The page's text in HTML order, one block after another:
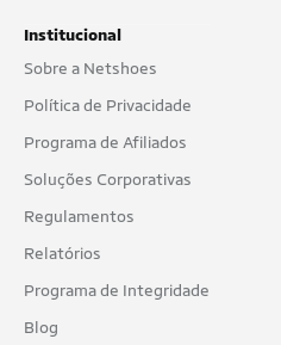
Institucional
Sobre a Netshoes
Política de Privacidade
Programa de Afiliados
Soluções Corporativas
Regulamentos
Relatórios
Programa de Integridade
Blog